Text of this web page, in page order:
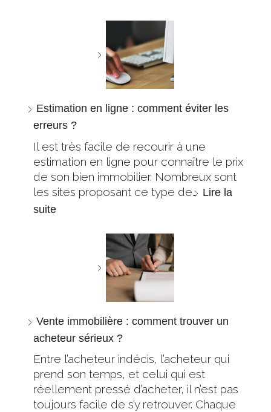
Estimation en ligne : comment éviter les
erreurs ?
Il est très facile de recourir à une
estimation en ligne pour connaître le prix
de son bien immobilier. Nombreux sont
les sites proposant ce type de… Lire la
suite
Vente immobilière : comment trouver un
acheteur sérieux ?
Entre l’acheteur indécis, l’acheteur qui
prend son temps, et celui qui est
réellement pressé d’acheter, il n’est pas
toujours facile de s’y retrouver. Chaque